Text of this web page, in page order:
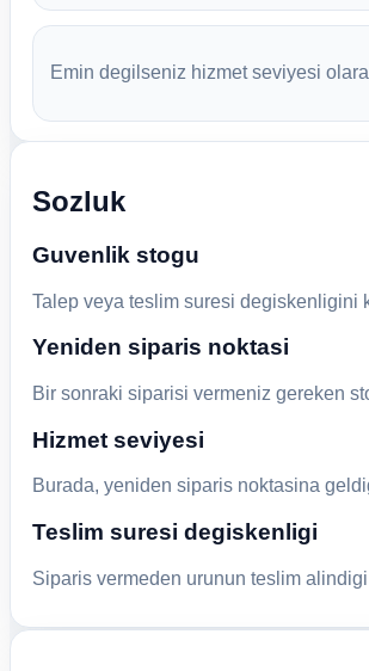
Emin degilseniz hizmet seviyesi
Sozluk
Guvenlik stogu
Talep veya teslim suresi degiskenligini
Yeniden siparis noktasi
Bir sonraki siparisi vermeniz gereken
Hizmet seviyesi
Burada, yeniden siparis noktasina
Teslim suresi degiskenligi
Siparis vermeden urunun teslim